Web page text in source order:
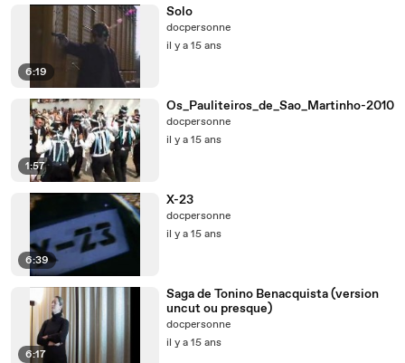
6:19
Solo
docpersonne
il y a 15 ans
1:57
Os_Pauliteiros_de_Sao_Martinho-2010
docpersonne
il y a 15 ans
6:39
X-23
docpersonne
il y a 15 ans
6:17
Saga de Tonino Benacquista (version
uncut ou presque)
docpersonne
il y a 15 ans